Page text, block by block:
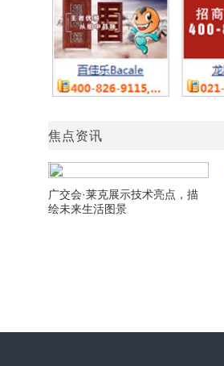
焦点资讯
广交会·莱克展示技术亮点，描
绘未来生活图景